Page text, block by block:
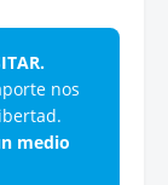
nos
medio